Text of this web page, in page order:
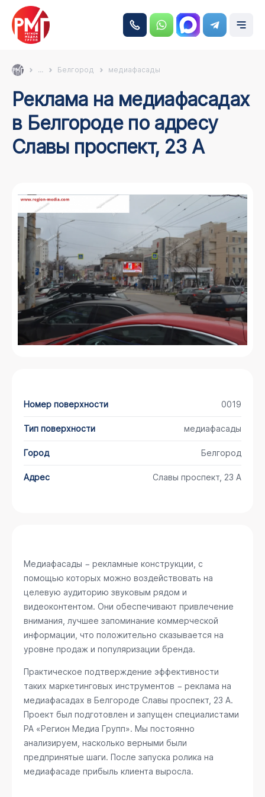
... Белгород медиафасады
Реклама на медиафасадах
в Белгороде по адресу
Славы проспект, 23 А
Номер поверхности 0019
Тип поверхности медиафасады
Город Белгород
Адрес Славы проспект, 23 А
Медиафасады − рекламные конструкции, с
помощью которых можно воздействовать на
целевую аудиторию звуковым рядом и
видеоконтентом. Они обеспечивают привлечение
внимания, лучшее запоминание коммерческой
информации, что положительно сказывается на
уровне продаж и популяризации бренда.
Практическое подтверждение эффективности
таких маркетинговых инструментов − реклама на
медиафасадах в Белгороде Славы проспект, 23 А.
Проект был подготовлен и запущен специалистами
РА «Регион Медиа Групп». Мы постоянно
анализируем, насколько верными были
предпринятые шаги. После запуска ролика на
медиафасаде прибыль клиента выросла.